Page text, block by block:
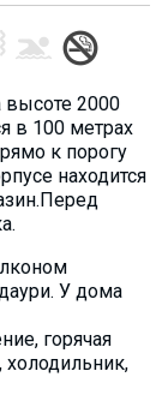
высоте 2000
в 100 метрах
к порогу
находится
У дома
горячая
холодильник,